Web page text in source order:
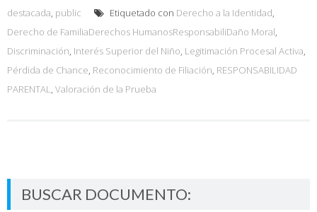
destacada, public Etiquetado con Derecho a la Identidad,
Derecho de FamiliaDerechos HumanosResponsabiliDaño Moral,
Discriminación, Interés Superior del Niño, Legitimación Procesal Activa,
Pérdida de Chance, Reconocimiento de Filiación, RESPONSABILIDAD
PARENTAL, Valoración de la Prueba
BUSCAR DOCUMENTO: